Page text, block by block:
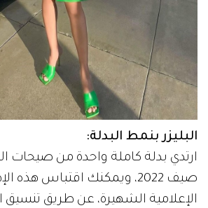
البليزر بنمط البدلة:
ارتدي بدلة كاملة واحدة من صيحات
صيف 2022، ويمكنك اقتباس هذه
الإعلامية الشهيرة، عن طريق تنسيق